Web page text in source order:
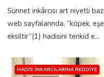
Sünnet inkârcısı art niyetli
web sayfalarında, “köpek,
eksiltir”(1) hadisini tenkid e...
HADIS İNKARCILARINA REDDIYE